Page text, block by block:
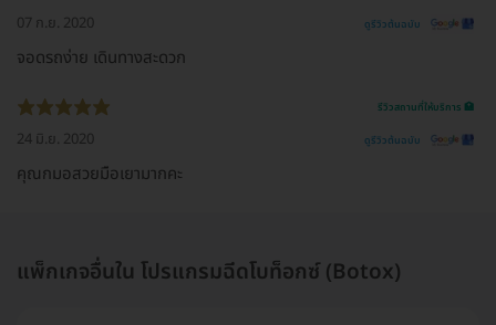
07 ก.ย. 2020 ดูรีวิวต้นฉบับ
จอดรถง่าย เดินทางสะดวก
รีวิวสถานที่ให้บริการ 🏥
24 มิ.ย. 2020 ดูรีวิวต้นฉบับ
คุณกมอสวยมือเยามากคะ
แพ็กเกจอื่นใน โปรแกรมฉีดโบท็อกซ์ (Botox)